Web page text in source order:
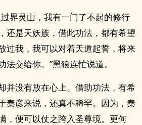
界灵山，我有一门了不起的修行
还是天妖族，借此功法，都有希望
过我，我可以对着天道起誓，将来
交给你。”黑狼连忙说道。
并没有放在心上。借助功法，有希
秦彦来说，还真不稀罕。因为，秦
，便可以仗之跨入圣尊境。更何